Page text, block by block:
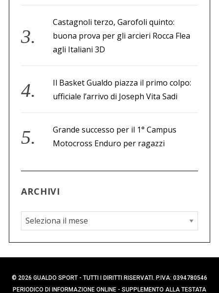
Castagnoli terzo, Garofoli quinto:
buona prova per gli arcieri Rocca Flea
agli Italiani 3D
Il Basket Gualdo piazza il primo colpo:
ufficiale l’arrivo di Joseph Vita Sadi
Grande successo per il 1° Campus
Motocross Enduro per ragazzi
ARCHIVI
A
r
c
h
i
v
© 2026 GUALDO SPORT - TUTTI I DIRITTI RISERVATI. P.IVA: 0394780546
PERIODICO DI INFORMAZIONE ONLINE - SUPPLEMENTO ALLA TESTATA